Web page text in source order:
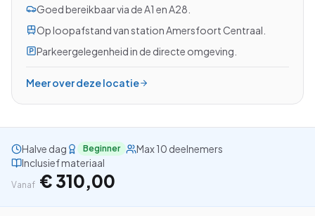
Bel ons: 023-5513409
Gratis studiegids downloaden
Goed bereikbaar via de A1 en A28.
Op loopafstand van station Amersfoort Centraal.
Parkeergelegenheid in de directe omgeving.
Meer over deze locatie
Halve dag Beginner
Max 10 deelnemers
Inclusief materiaal
Vanaf € 310,00